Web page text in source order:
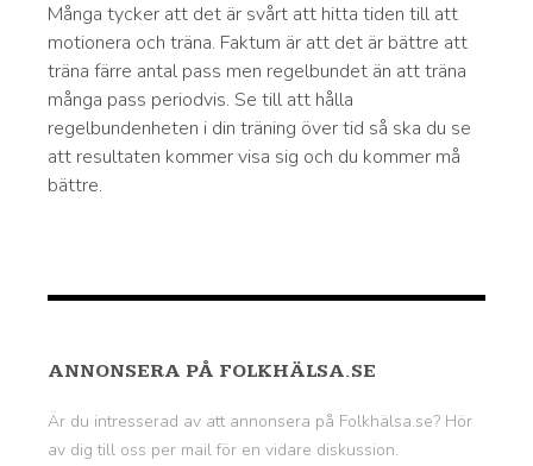
Många tycker att det är svårt att hitta tiden till att
motionera och träna. Faktum är att det är bättre att
träna färre antal pass men regelbundet än att träna
många pass periodvis. Se till att hålla
regelbundenheten i din träning över tid så ska du se
att resultaten kommer visa sig och du kommer må
bättre.
ANNONSERA PÅ FOLKHÄLSA.SE
Är du intresserad av att annonsera på Folkhälsa.se? Hör
av dig till oss per mail för en vidare diskussion.